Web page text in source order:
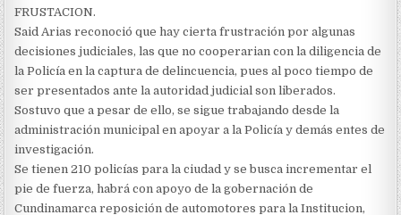
FRUSTACION.
Said Arias reconoció que hay cierta frustración por algunas
decisiones judiciales, las que no cooperarian con la diligencia de
la Policía en la captura de delincuencia, pues al poco tiempo de
ser presentados ante la autoridad judicial son liberados.
Sostuvo que a pesar de ello, se sigue trabajando desde la
administración municipal en apoyar a la Policía y demás entes de
investigación.
Se tienen 210 policías para la ciudad y se busca incrementar el
pie de fuerza, habrá con apoyo de la gobernación de
Cundinamarca reposición de automotores para la Institucion,